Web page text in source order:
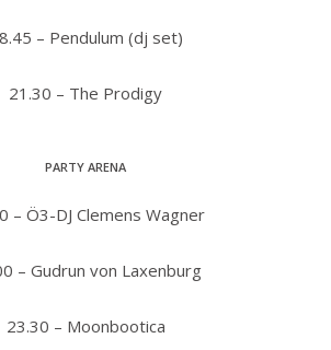
– Pendulum (dj set)
21.30 – The Prodigy
PARTY ARENA
– Ö3-DJ Clemens Wagner
– Gudrun von Laxenburg
23.30 – Moonbootica